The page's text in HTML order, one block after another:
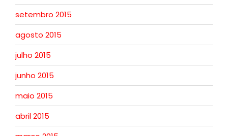
setembro 2015
agosto 2015
julho 2015
junho 2015
maio 2015
abril 2015